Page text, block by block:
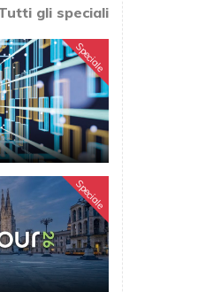
gli speciali
Speciale
Speciale